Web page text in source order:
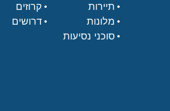
תיירות
מלונות
סוכני נסיעות
קרוזים
דרושים